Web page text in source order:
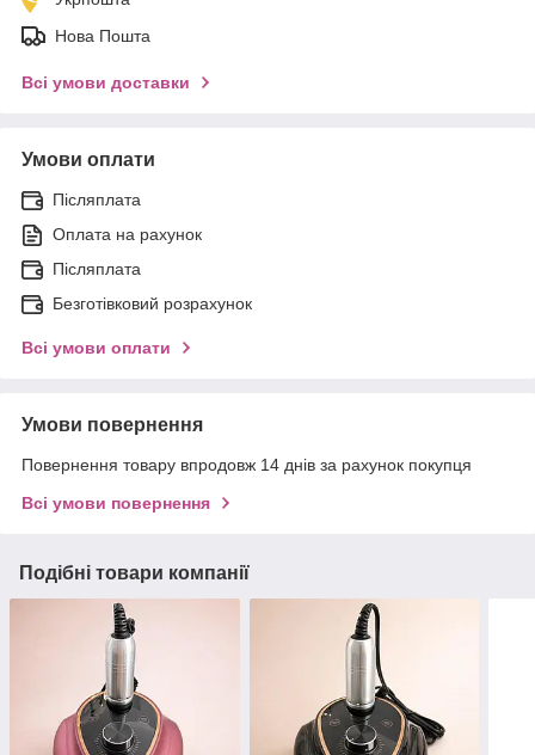
Нова Пошта
Всі умови доставки
Умови оплати
Післяплата
Оплата на рахунок
Післяплата
Безготівковий розрахунок
Всі умови оплати
Умови повернення
Повернення товару впродовж 14 днів за рахунок покупця
Всі умови повернення
Подібні товари компанії